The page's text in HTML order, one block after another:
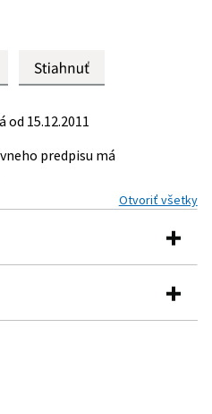
od 15.12.2011
predpisu má
Otvoriť všetky
strojové zariadenia
republiky